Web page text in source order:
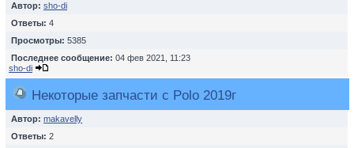
Автор: sho-di
Ответы: 4
Просмотры: 5385
Последнее сообщение: 04 фев 2021, 11:23
sho-di
Некоторые запчасти с Polo 2019г
Автор: makavelly
Ответы: 2